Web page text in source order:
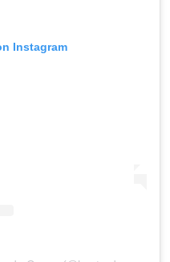
Instagram